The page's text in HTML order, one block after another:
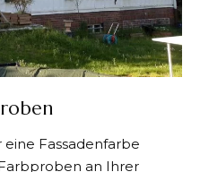
Fassadenfarbe
an Ihrer